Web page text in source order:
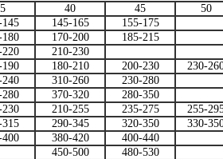
40 45 50
145 145-165
155-175
180 170-200
185-215
210-230
190 180-210 200-230
230-
240 310-260
230-280
370-320 280-350
230 210-255 235-275
255-
290-345 320-350
330-
380-420
400-440
450-500 480-530